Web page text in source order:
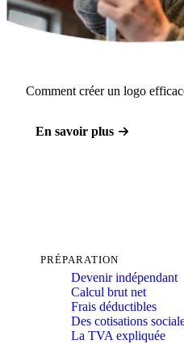
Comment créer un logo
En savoir plus
PRÉPARATION
Devenir indépendant
Calcul brut net
Frais déductibles
Des cotisations
La TVA expliquée